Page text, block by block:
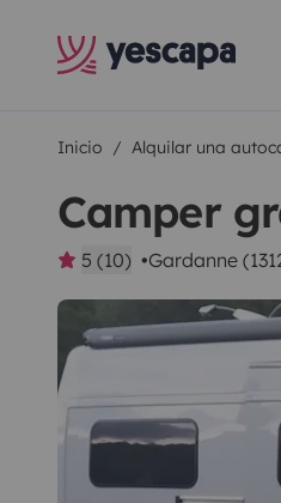
Inicio Alquilar una
Camper
5 (10) Gardanne